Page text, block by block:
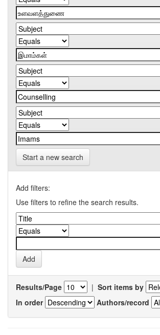
Start a new search
Add filters:
Use filters to refine the search results.
Results/Page | Sort items by
In order
Authors/record